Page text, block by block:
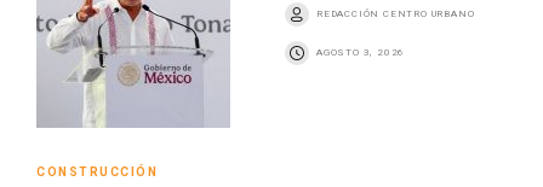
REDACCIÓN CENTRO URBANO
AGOSTO 3, 2026
CONSTRUCCIÓN